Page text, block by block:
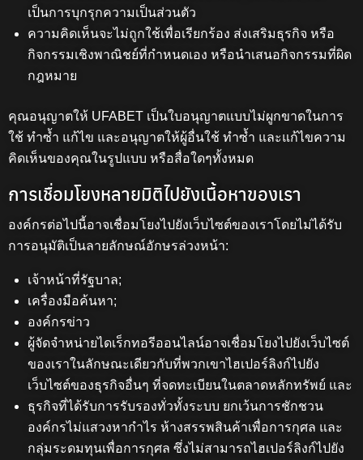
เป็นการบุกรุกความเป็นส่วนตัว
ความคิดเห็นจะไม่ถูกใช้เพื่อเรียกร้อง ส่งเสริมธุรกิจ หรือ
กิจกรรมเชิงพาณิชย์ที่กำหนดเอง หรือนำเสนอกิจกรรมที่ผิด
กฎหมาย
คุณอนุญาตให้ UFABET เป็นใบอนุญาตแบบไม่ผูกขาดในการ
ใช้ ทำซ้ำ แก้ไข และอนุญาตให้ผู้อื่นใช้ ทำซ้ำ และแก้ไขความ
คิดเห็นของคุณในรูปแบบ หรือสื่อใดๆทั้งหมด
การเชื่อมโยงหลายมิติไปยังเนื้อหาของเรา
องค์กรต่อไปนี้อาจเชื่อมโยงไปยังเว็บไซต์ของเราโดยไม่ได้รับ
การอนุมัติเป็นลายลักษณ์อักษรล่วงหน้า:
เจ้าหน้าที่รัฐบาล;
เครื่องมือค้นหา;
องค์กรข่าว
ผู้จัดจำหน่ายไดเร็กทอรีออนไลน์อาจเชื่อมโยงไปยังเว็บไซต์
ของเราในลักษณะเดียวกับที่พวกเขาไฮเปอร์ลิงก์ไปยัง
เว็บไซต์ของธุรกิจอื่นๆ ที่จดทะเบียนในตลาดหลักทรัพย์ และ
ธุรกิจที่ได้รับการรับรองทั่วทั้งระบบ ยกเว้นการชักชวน
องค์กรไม่แสวงหากำไร ห้างสรรพสินค้าเพื่อการกุศล และ
กลุ่มระดมทุนเพื่อการกุศล ซึ่งไม่สามารถไฮเปอร์ลิงก์ไปยัง